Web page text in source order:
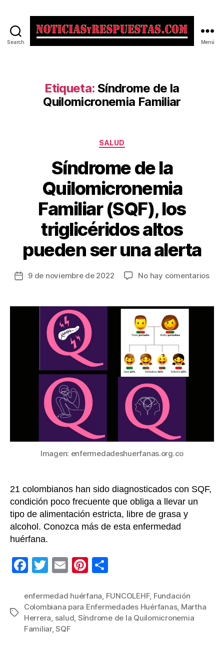
Search Menú
Etiqueta: Síndrome de la
Quilomicronemia Familiar
Categorías
SALUD
Síndrome de la
Quilomicronemia
Familiar (SQF), los
triglicéridos altos
pueden ser una alerta
Fecha
entrada
9 de noviembre de 2022 No hay comentariosen
la
Imagen: enfermedadeshuerfanas.org.co
21 colombianos han sido diagnosticados con SQF,
condición poco frecuente que obliga a llevar un
tipo de alimentación estricta, libre de grasa y
alcohol. Conozca más de esta enfermedad
huérfana.
F
c
e
b
T
tt
er
E
ail
Pi
er
e
m
p
Etiquetas
enfermedad huérfana, FUNCOLEHF, Fundación
Colombiana para Enfermedades Huérfanas, Martha
Herrera, salud, Síndrome de la Quilomicronemia
Familiar,SQF